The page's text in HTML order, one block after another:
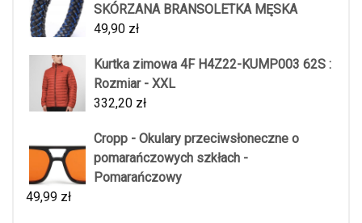
SKÓRZANA BRANSOLETKA MĘSKA
49,90 zł
Kurtka zimowa 4F H4Z22-KUMP003 62S :
Rozmiar - XXL
332,20 zł
Cropp - Okulary przeciwsłoneczne o
pomarańczowych szkłach -
Pomarańczowy
49,99 zł